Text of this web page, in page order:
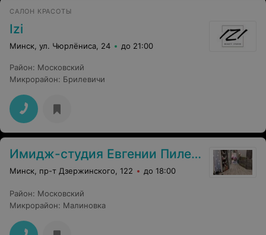
САЛОН КРАСОТЫ
Izi
Минск, ул. Чюрлёниса, 24 до 21:00
Район: Московский
Микрорайон: Брилевичи
Имидж-студия Евгении Пилеко
Минск, пр-т Дзержинского, 122 до 18:00
Район: Московский
Микрорайон: Малиновка